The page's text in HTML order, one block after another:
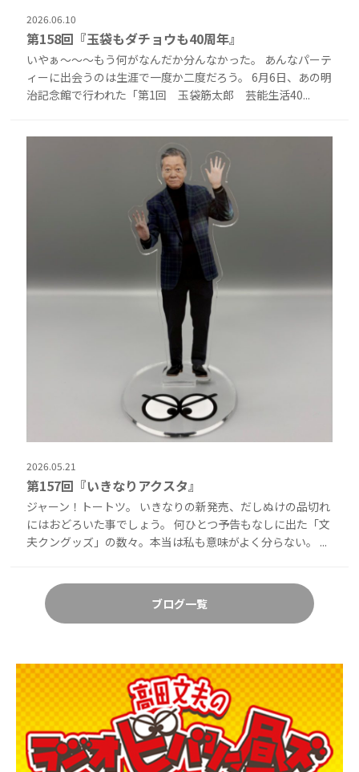
2026.06.10
第158回『玉袋もダチョウも40周年』
いやぁ～～～もう何がなんだか分んなかった。 あんなパーテ
ィーに出会うのは生涯で一度か二度だろう。 6月6日、あの明
治記念館で行われた「第1回 玉袋筋太郎 芸能生活40...
2026.05.21
第157回『いきなりアクスタ』
ジャーン！トートツ。 いきなりの新発売、だしぬけの品切れ
にはおどろいた事でしょう。 何ひとつ予告もなしに出た「文
夫クングッズ」の数々。本当は私も意味がよく分らない。 ...
ブログ一覧